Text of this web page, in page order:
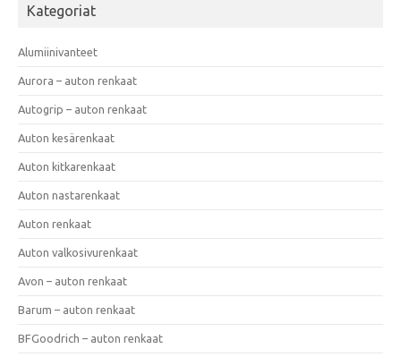
Kategoriat
Alumiinivanteet
Aurora – auton renkaat
Autogrip – auton renkaat
Auton kesärenkaat
Auton kitkarenkaat
Auton nastarenkaat
Auton renkaat
Auton valkosivurenkaat
Avon – auton renkaat
Barum – auton renkaat
BFGoodrich – auton renkaat